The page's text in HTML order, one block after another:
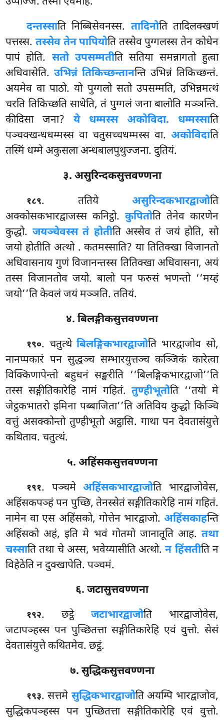
दन्तस्साति निब्बिसेवनस्स. तादिनोति तादिलक्खणं
पत्तस्स. तस्सेव तेन पापियोति तस्सेव पुग्गलस्स तेन कोधेन
पापं होति. सतो उपसम्मतीति सतिया समन्नागतो हुत्वा
अधिवासेति.उभिन्नं तिकिच्छन्तानन्ति उभिन्नं तिकिच्छन्तं.
अयमेव वा पाठो. यो पुग्गलो सतो उपसम्मति, उभिन्नमत्थं
चरति तिकिच्छति साधेति, तं पुग्गलं जना बालोति मञ्ञन्ति.
कीदिसा जना?ये धम्मस्स अकोविदा. धम्मस्साति
पञ्चक्खन्धधम्मस्स वा चतुसच्चधम्मस्स वा. अकोविदाति
तस्मिं धम्मे अकुसला अन्धबालपुथुज्जना. दुतियं.
३. असुरिन्दकसुत्तवण्णना
१८९. ततिये असुरिन्दकभारद्वाजोति
अक्कोसकभारद्वाजस्स कनिट्ठो. कुपितोति तेनेव कारणेन
कुद्धो. जयञ्चेवस्स तं होतीति अस्सेव तं जयं होति, सो
जयो होतीति अत्थो . कतमस्साति? या तितिक्खा विजानतो
अधिवासनाय गुणं विजानन्तस्स तितिक्खा अधिवासना, अयं
तस्स विजानतोव जयो. बालो पन फरुसं भणन्तो ‘‘मय्हं
जयो’’ति केवलं जयं मञ्ञति. ततियं.
४. बिलङ्गीकसुत्तवण्णना
१९०. चतुत्थेबिलङ्गिकभारद्वाजोति भारद्वाजोव सो,
नानप्पकारं पन सुद्धञ्च सम्भारयुत्तञ्च कञ्जिकं कारेत्वा
विक्किणापेन्तो बहुधनं सङ्खरीति ‘‘बिलङ्गिकभारद्वाजो’’ति
तस्स सङ्गीतिकारेहि नामं गहितं.तुण्हीभूतोति ‘‘तयो मे
जेट्ठकभातरो इमिना पब्बाजिता’’ति अतिविय कुद्धो किञ्चि
वत्तुं असक्कोन्तो तुण्हीभूतो अट्ठासि. गाथा पन देवतासंयुत्ते
कथिताव. चतुत्थं.
५. अहिंसकसुत्तवण्णना
१९१. पञ्चमेअहिंसकभारद्वाजोति भारद्वाजोवेस,
अहिंसकपञ्हं पन पुच्छि, तेनस्सेतं सङ्गीतिकारेहि नामं गहितं.
नामेन वा एस अहिंसको, गोत्तेन भारद्वाजो. अहिंसकाहन्ति
अहिंसको अहं, इति मे भवं गोतमो जानातूति आह. तथा
चस्साति तथा चे अस्स, भवेय्यासीति अत्थो.न हिंसतीति न
विहेठेति न दुक्खापेति. पञ्चमं.
६. जटासुत्तवण्णना
१९२. छट्ठे जटाभारद्वाजोति भारद्वाजोवेस,
जटापञ्हस्स पन पुच्छितत्ता सङ्गीतिकारेहि एवं वुत्तो. सेसं
देवतासंयुत्ते कथितमेव. छट्ठं.
७. सुद्धिकसुत्तवण्णना
१९३. सत्तमे सुद्धिकभारद्वाजोति अयम्पि भारद्वाजोव,
सुद्धिकपञ्हस्स पन पुच्छितत्ता सङ्गीतिकारेहि एवं वुत्तो.